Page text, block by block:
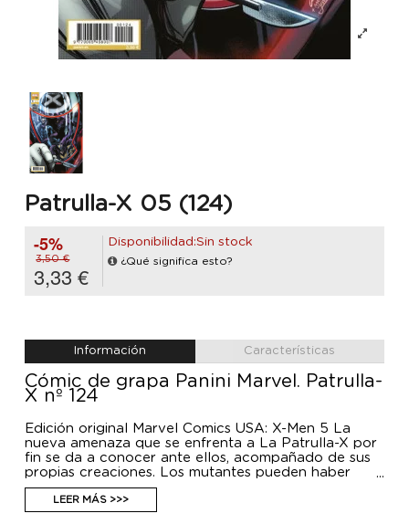
Patrulla-X 05 (124)
-5%
3,50 €
3,33 €
Disponibilidad:Sin stock
¿Qué significa esto?
Información Características
Cómic de grapa Panini Marvel. Patrulla-
X nº 124
Edición original Marvel Comics USA: X-Men 5 La
nueva amenaza que se enfrenta a La Patrulla-X por
fin se da a conocer ante ellos, acompañado de sus
propias creaciones. Los mutantes pueden haber
derrotado a la muerte, pero sus enemigos también
están muy vivos.
LEER MÁS >>>